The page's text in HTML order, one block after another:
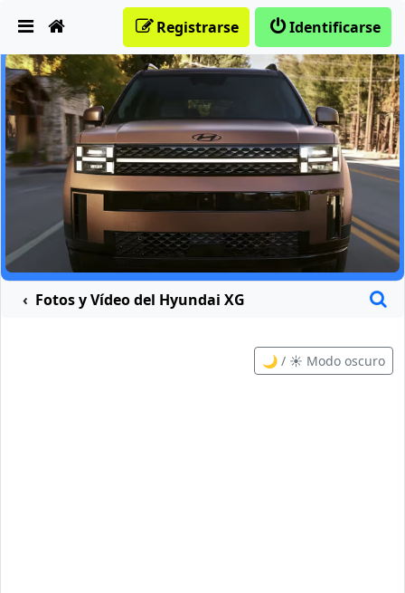
Identificarse
Registrarse
Fotos y Vídeo del Hyundai XG
🌙 / ☀️ Modo oscuro